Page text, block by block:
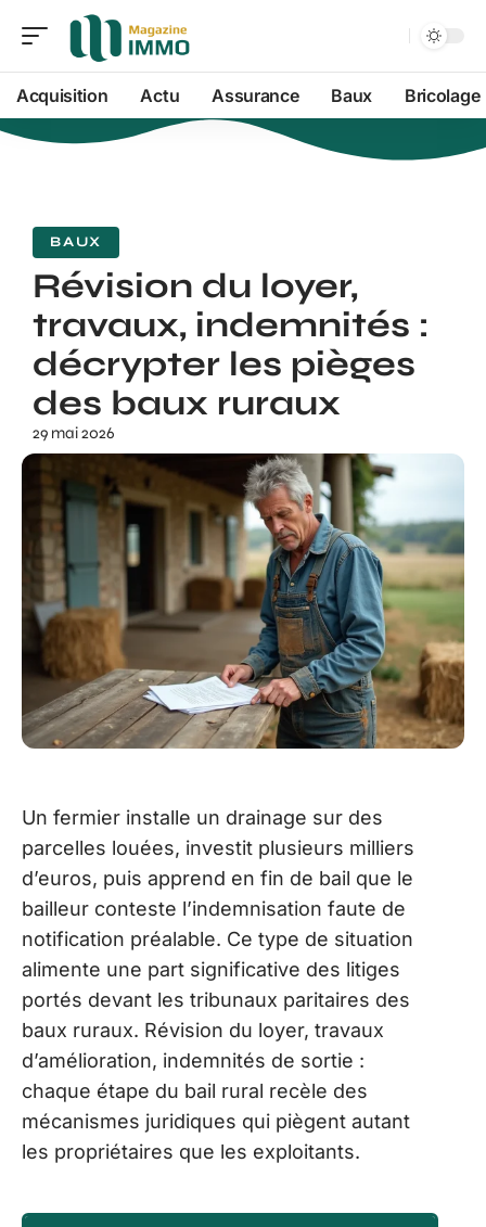
Acquisition Actu Assurance Baux Bricolage
BAUX
Révision du loyer,
travaux, indemnités :
décrypter les pièges
des baux ruraux
29 mai 2026
Un fermier installe un drainage sur des
parcelles louées, investit plusieurs milliers
d’euros, puis apprend en fin de bail que le
bailleur conteste l’indemnisation faute de
notification préalable. Ce type de situation
alimente une part significative des litiges
portés devant les tribunaux paritaires des
baux ruraux. Révision du loyer, travaux
d’amélioration, indemnités de sortie :
chaque étape du bail rural recèle des
mécanismes juridiques qui piègent autant
les propriétaires que les exploitants.